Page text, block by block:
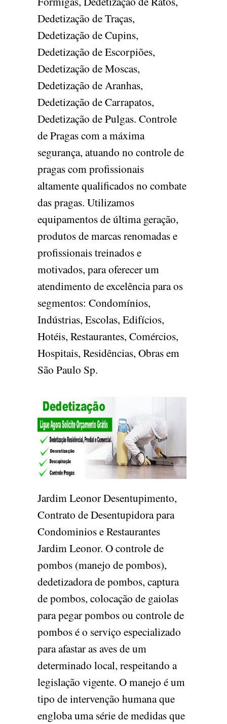
Dedetização de Traças,
Dedetização de Cupins,
Dedetização de Escorpiões,
Dedetização de Moscas,
Dedetização de Aranhas,
Dedetização de Carrapatos,
Dedetização de Pulgas. Controle
de Pragas com a máxima
segurança, atuando no controle de
pragas com profissionais
altamente qualificados no combate
das pragas. Utilizamos
equipamentos de última geração,
produtos de marcas renomadas e
profissionais treinados e
motivados, para oferecer um
atendimento de excelência para os
segmentos: Condomínios,
Indústrias, Escolas, Edifícios,
Hotéis, Restaurantes, Comércios,
Hospitais, Residências, Obras em
São Paulo Sp.
Jardim Leonor Desentupimento,
Contrato de Desentupidora para
Condominios e Restaurantes
Jardim Leonor. O controle de
pombos (manejo de pombos),
dedetizadora de pombos, captura
de pombos, colocação de gaiolas
para pegar pombos ou controle de
pombos é o serviço especializado
para afastar as aves de um
determinado local, respeitando a
legislação vigente. O manejo é um
tipo de intervenção humana que
engloba uma série de medidas que